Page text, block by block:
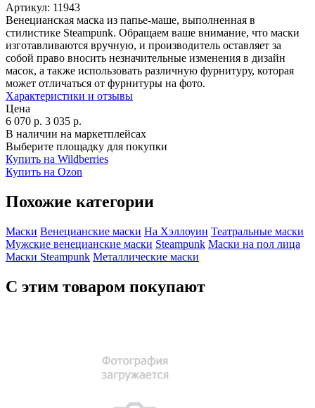
Артикул: 11943
Венецианская маска из папье-маше, выполненная в
стилистике Steampunk. Обращаем ваше внимание, что маски
изготавливаются вручную, и производитель оставляет за
собой право вносить незначительные изменения в дизайн
масок, а также использовать различную фурнитуру, которая
может отличаться от фурнитуры на фото.
Характеристики и отзывы
Цена
6 070 р. 3 035 р.
В наличии на маркетплейсах
Выберите площадку для покупки
Купить на Wildberries
Купить на Ozon
Похожие категории
Маски Венецианские маски На Хэллоуин Театральные маски
Мужские венецианские маски Steampunk Маски на пол лица
Маски Steampunk Металлические маски
С этим товаром покупают